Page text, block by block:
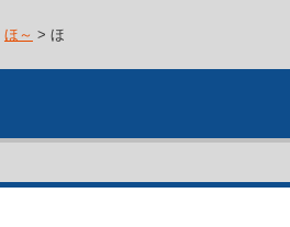
ほ～ > ほ